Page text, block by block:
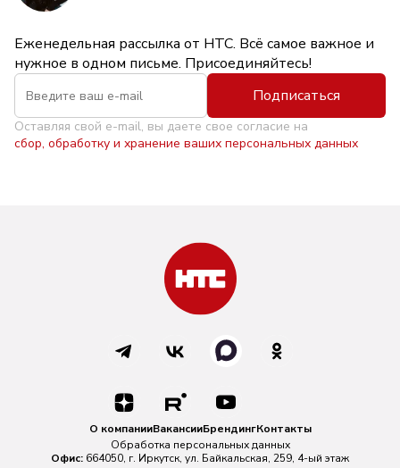
Еженедельная рассылка от НТС. Всё самое важное и
нужное в одном письме. Присоединяйтесь!
Подписаться
Оставляя свой e-mail, вы даете свое согласие на
сбор, обработку и хранение ваших персональных данных
О компанииВакансииБрендингКонтакты
Обработка персональных данных
Офис: 664050, г. Иркутск, ул. Байкальская, 259, 4-ый этаж